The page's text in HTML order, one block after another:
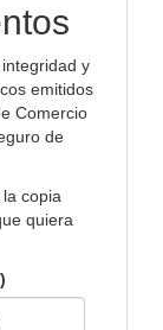
y
emitidos
Comercio
de
copia
quiera